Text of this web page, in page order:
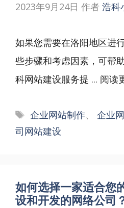
2023年9月24日 作者 浩科
如果您需要在洛阳地区进
些步骤和考虑因素，可帮
科网站建设服务提 ... 阅读
标
签
企业网站制作、 企业
司网站建设
如何选择一家适合您
设和开发的网络公司